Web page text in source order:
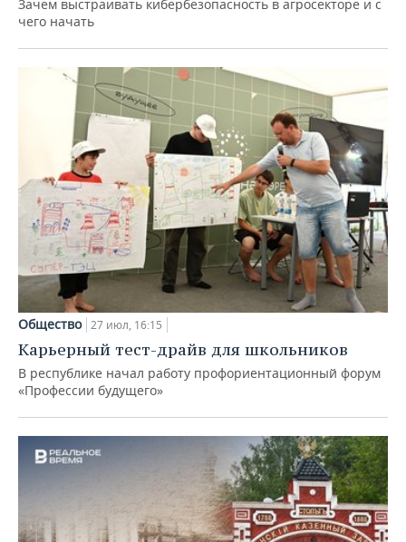
Зачем выстраивать кибербезопасность в агросекторе и с
чего начать
Общество 27 июл, 16:15
Карьерный тест-драйв для школьников
В республике начал работу профориентационный форум
«Профессии будущего»